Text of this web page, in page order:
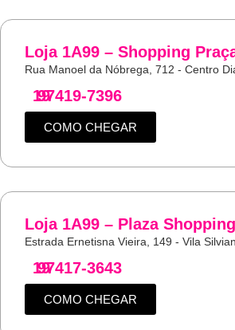
Loja 1A99 – Shopping
Rua Manoel da Nóbrega, 712 - Centro
19
97419-7396
COMO CHEGAR
Loja 1A99 – Plaza
Estrada Ernetisna Vieira, 149 - Vila
19
97417-3643
COMO CHEGAR